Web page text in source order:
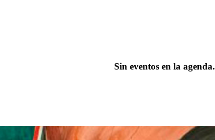
Sin eventos en la agenda.